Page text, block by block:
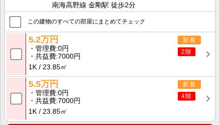
南海高野線 金剛駅 徒歩2分
この建物のすべての部屋にまとめてチェック
新着
2階
5.2万円
管理費 0円
共益費 7000円
1K
23.85㎡
新着
4階
5.5万円
管理費 0円
共益費 7000円
1K
23.85㎡